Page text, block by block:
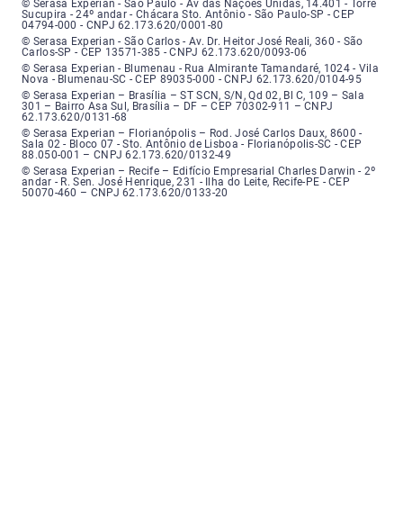
© Serasa Experian - São Paulo - Av das Nações Unidas, 14.401 - Torre
Sucupira - 24º andar - Chácara Sto. Antônio - São Paulo-SP - CEP
04794-000 - CNPJ 62.173.620/0001-80
Serasa Experian - São Carlos - Endereço: Avenida Doutor Heitor José
© Serasa Experian - São Carlos - Av. Dr. Heitor José Reali, 360 - São
Carlos-SP - CEP 13571-385 - CNPJ 62.173.620/0093-06
Serasa Experian - Blumenau - Endereço: Rua Almirante Tamandaré,
© Serasa Experian - Blumenau - Rua Almirante Tamandaré, 1024 - Vila
Nova - Blumenau-SC - CEP 89035-000 - CNPJ 62.173.620/0104-95
Serasa Experian - Brasília, Endereço: Setor Comercial Norte, sem
© Serasa Experian – Brasília – ST SCN, S/N, Qd 02, Bl C, 109 – Sala
301 – Bairro Asa Sul, Brasília – DF – CEP 70302-911 – CNPJ
62.173.620/0131-68
Serasa Experian - Florianópolis, Endereço: Rodovia José Carlos, número
© Serasa Experian – Florianópolis – Rod. José Carlos Daux, 8600 -
Sala 02 - Bloco 07 - Sto. Antônio de Lisboa - Florianópolis-SC - CEP
88.050-001 – CNPJ 62.173.620/0132-49
Serasa Experian - Recife, Endereço: Edifício Empresarial Charles Darwin,
© Serasa Experian – Recife – Edifício Empresarial Charles Darwin - 2º
andar - R. Sen. José Henrique, 231 - Ilha do Leite, Recife-PE - CEP
50070-460 – CNPJ 62.173.620/0133-20